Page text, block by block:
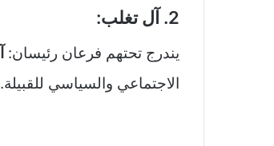
2. آل تغلب:
يندرج تحتهم فرعان رئيسان:
الاجتماعي والسياسي للقبيلة.